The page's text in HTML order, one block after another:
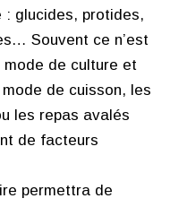
: glucides, protides,
Souvent ce n’est
de culture et
de cuisson, les
les repas avalés
de facteurs
permettra de